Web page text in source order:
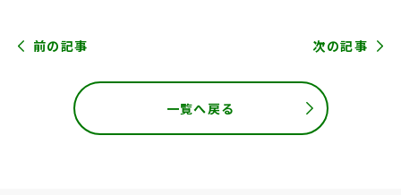
前の記事 次の記事
一覧へ戻る